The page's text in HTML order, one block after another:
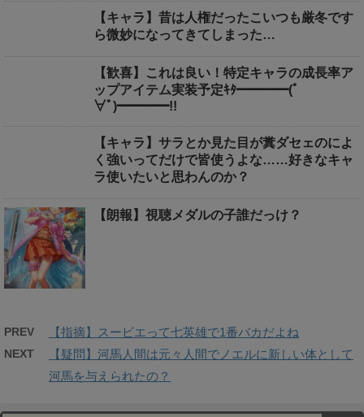
【キャラ】昔は人権だったこいつも厳冬です
ら微妙になってきてしまった…
【歓喜】これは良い！特定キャラの成長率ア
ップアイテム実装予定ｷﾀ━━━━(ﾟ
∀ﾟ)━━━━!!
【キャラ】サラとか見た目が糞ダセェのによ
く強いってだけで皆使うよな……好きなキャ
ラ使いたいと思わんのか？
【朗報】視聴メダルの子誰だっけ？
PREV 【指摘】スービエって七英雄で1番バカだよね
NEXT
【疑問】河馬人間は元々人間でノエルに新しい体として
河馬を与えられたの？